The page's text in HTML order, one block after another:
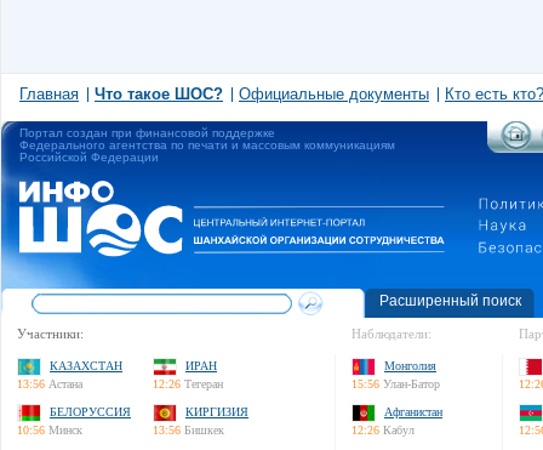
Главная Что такое ШОС? Официальные документы Кто есть кто?
Портал создан при финансовой поддержке
Федерального агентства по печати и массовым коммуникациям
Российской Федерации
Расширенный поиск
Участники:
КАЗАХСТАН
13:56 Астана
ИРАН
12:26 Тегеран
БЕЛОРУССИЯ
10:56 Минск
КИРГИЗИЯ
13:56 Бишкек
Наблюдатели:
Монголия
15:56 Улан-Батор
Афганистан
12:26 Кабул